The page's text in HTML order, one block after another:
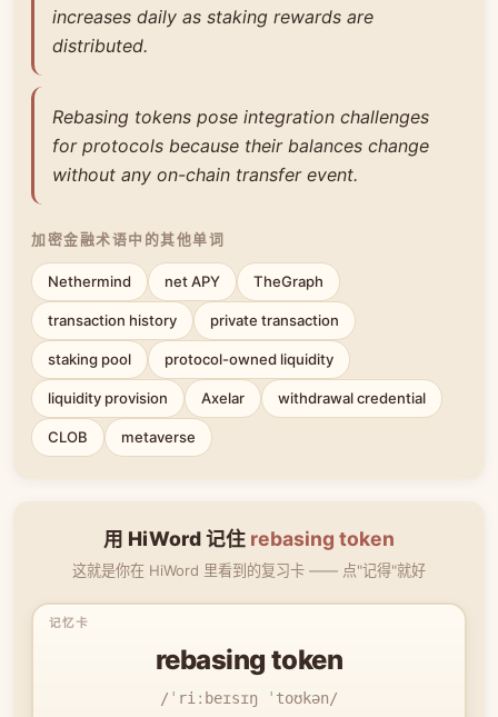
increases daily as staking rewards are
distributed.
Rebasing tokens pose integration challenges
for protocols because their balances change
without any on-chain transfer event.
加密金融术语中的其他单词
Nethermind net APY TheGraph
transaction history private transaction
staking pool protocol-owned liquidity
liquidity provision Axelar withdrawal credential
CLOB metaverse
用 HiWord 记住 rebasing token
这就是你在 HiWord 里看到的复习卡 —— 点"记得"就好
rebasing token
/ˈriːbeɪsɪŋ ˈtoʊkən/